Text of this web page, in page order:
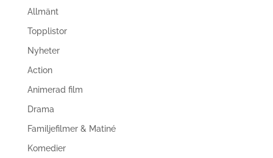
Allmänt
Topplistor
Nyheter
Action
Animerad film
Drama
Familjefilmer & Matiné
Komedier